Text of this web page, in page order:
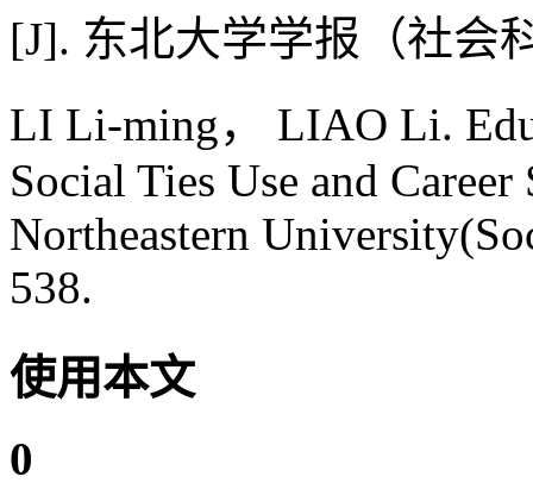
[J]. 东北大学学报（社会
LI Li-ming， LIAO Li.
Social Ties Use and
Northeastern
538.
使用本文
0